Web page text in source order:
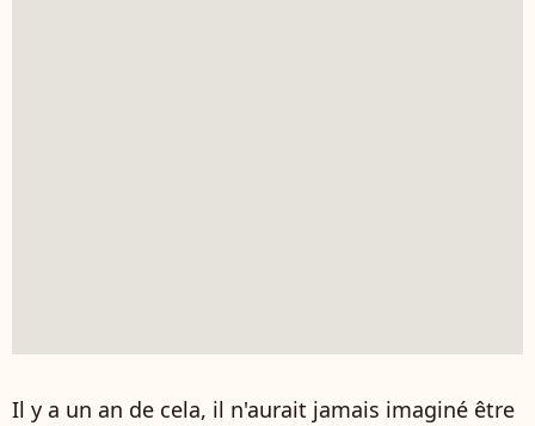
Il y a un an de cela, il n'aurait jamais imaginé être